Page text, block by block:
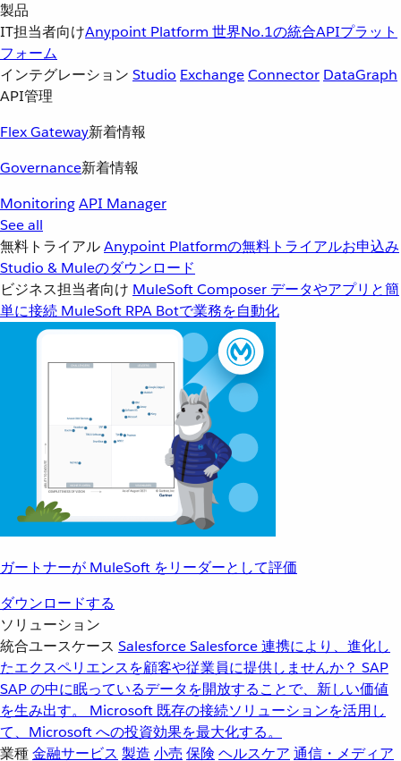
製品
IT担当者向けAnypoint Platform 世界No.1の統合APIプラット
フォーム
インテグレーション Studio ExchangeConnector DataGraph
API管理
Flex Gateway新着情報
Governance新着情報
MonitoringAPI Manager
See all
無料トライアルAnypoint Platformの無料トライアルお申込み
Studio & Muleのダウンロード
ビジネス担当者向け MuleSoft Composer データやアプリと簡
単に接続 MuleSoft RPA Botで業務を自動化
ガートナーが MuleSoft をリーダーとして評価
ダウンロードする
ソリューション
統合ユースケース SalesforceSalesforce 連携により、進化し
たエクスペリエンスを顧客や従業員に提供しませんか？ SAP
SAP の中に眠っているデータを開放することで、新しい価値
を生み出す。
Microsoft 既存の接続ソリューションを活用し
て、Microsoft への投資効果を最大化する。
業種金融サービス 製造 小売 保険 ヘルスケア 通信・メディア